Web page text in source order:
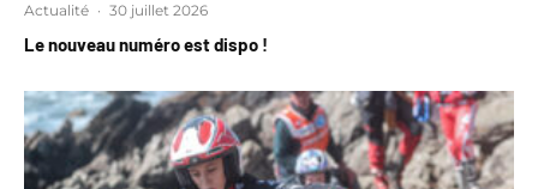
Actualité · 30 juillet 2026
Le nouveau numéro est dispo !